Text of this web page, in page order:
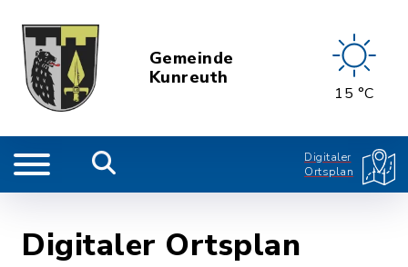
Gemeinde
Kunreuth
15 °C
Digitaler
Ortsplan
Digitaler Ortsplan